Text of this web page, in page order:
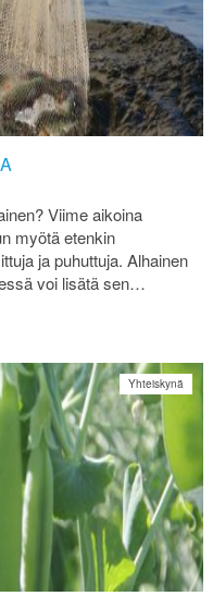
Viime aikoina
myötä etenkin
ja puhuttuja. Alhainen
voi lisätä sen…
Yhteiskynä